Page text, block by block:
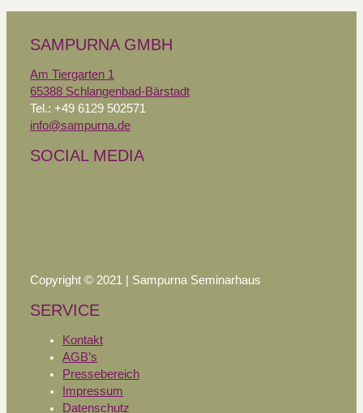
SAMPURNA GMBH
Am Tiergarten 1
65388 Schlangenbad-Bärstadt
Tel.: +49 6129 502571
info@sampurna.de
SOCIAL MEDIA
Copyright © 2021 | Sampurna Seminarhaus
SERVICE
Kontakt
AGB’s
Pressebereich
Impressum
Datenschutz